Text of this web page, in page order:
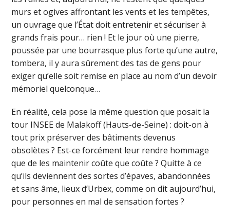
murs et ogives affrontant les vents et les tempêtes,
un ouvrage que l’État doit entretenir et sécuriser à
grands frais pour… rien ! Et le jour où une pierre,
poussée par une bourrasque plus forte qu’une autre,
tombera, il y aura sûrement des tas de gens pour
exiger qu’elle soit remise en place au nom d’un devoir
mémoriel quelconque…
En réalité, cela pose la même question que posait la
tour INSEE de Malakoff (Hauts-de-Seine) : doit-on à
tout prix préserver des bâtiments devenus
obsolètes ? Est-ce forcément leur rendre hommage
que de les maintenir coûte que coûte ? Quitte à ce
qu’ils deviennent des sortes d’épaves, abandonnées
et sans âme, lieux d’Urbex, comme on dit aujourd’hui,
pour personnes en mal de sensation fortes ?